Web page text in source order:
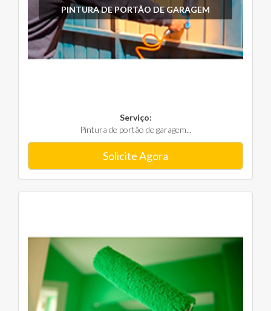
PINTURA DE PORTÃO DE GARAGEM
Serviço:
Pintura de portão de garagem...
Solicite Agora